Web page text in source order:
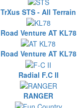
TrXus STS - All Terrain
Road Venture AT KL78
Road Venture AT KL78
Radial F.C II
RANGER